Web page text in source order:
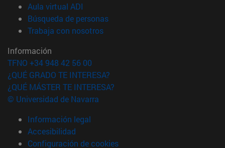
Aula virtual ADI
Búsqueda de personas(abre en nueva ventana)
Trabaja con nosotros(abre en nueva ventana)
Información
TFNO +34 948 42 56 00
¿QUÉ GRADO TE INTERESA?
¿QUÉ MÁSTER TE INTERESA?
© Universidad de Navarra
Información legal
Accesibilidad
Configuración de cookies